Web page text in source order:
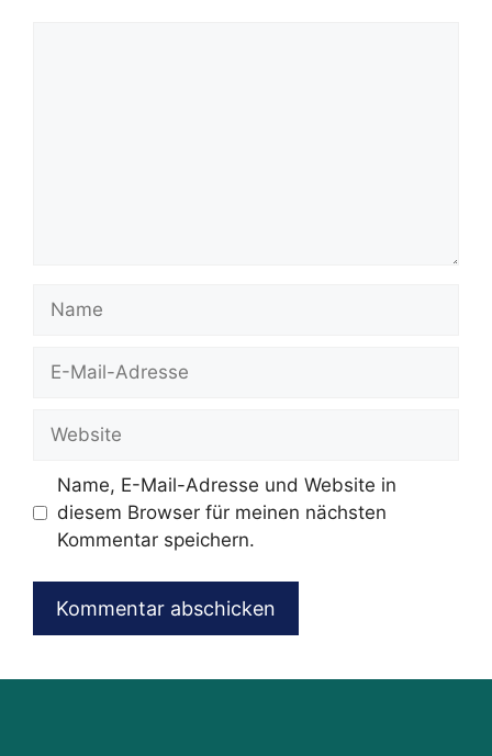
Mail-
Name, E-Mail-Adresse und Website in
diesem Browser für meinen nächsten
Kommentar speichern.